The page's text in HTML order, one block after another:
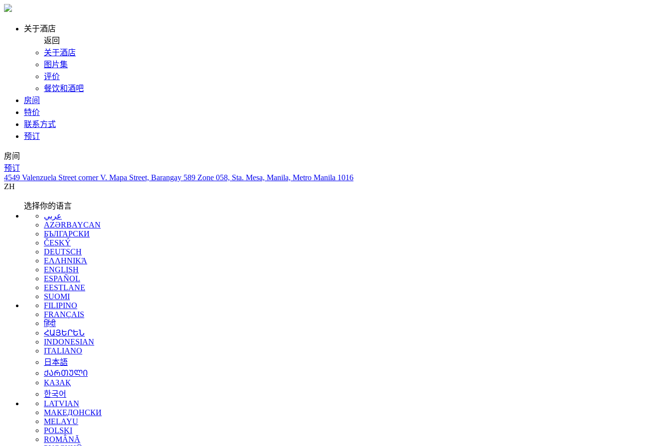
关于酒店
返回
关于酒店
图片集
评价
餐饮和酒吧
房间
特价
联系方式
预订
房间
预订
4549 Valenzuela Street corner V. Mapa Street, Barangay 589 Zone 058, Sta. Mesa, Manila, Metro Manila 1016
ZH
选择你的语言
عربي
AZƏRBAYCAN
БЪЛГАРСКИ
ČESKÝ
DEUTSCH
ΕΛΛΗΝΙΚΆ
ENGLISH
ESPAÑOL
EESTLANE
SUOMI
FILIPINO
FRANÇAIS
हिंदी
ՀԱՅԵՐԵՆ
INDONESIAN
ITALIANO
日本語
ᲥᲐᲠᲗᲣᲚᲘ
ҚАЗАҚ
한국어
LATVIAN
МАКЕДОНСКИ
MELAYU
POLSKI
ROMÂNĂ